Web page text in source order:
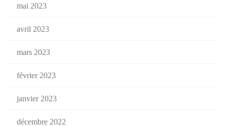
mai 2023
avril 2023
mars 2023
février 2023
janvier 2023
décembre 2022